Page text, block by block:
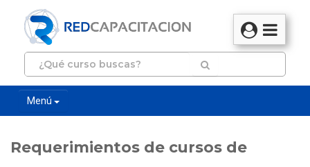
Menú
Requerimientos de cursos de